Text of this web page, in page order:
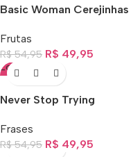
Basic Woman Cerejinhas
Frutas
R$54,95 R$ 49,95
-9%
Never Stop Trying
Frases
R$54,95 R$ 49,95